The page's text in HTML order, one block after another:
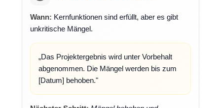
Wann: Kernfunktionen sind erfüllt, aber es gibt
unkritische Mängel.
„Das Projektergebnis wird unter Vorbehalt
abgenommen. Die Mängel werden bis zum
[Datum] behoben."